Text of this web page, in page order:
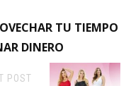
TU TIEMPO
DINERO
POST